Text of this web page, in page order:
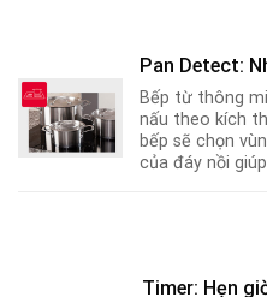
Pan Detect:
Bếp từ thông
nấu theo kích
bếp sẽ chọn
của đáy nồi
Timer: Hẹn